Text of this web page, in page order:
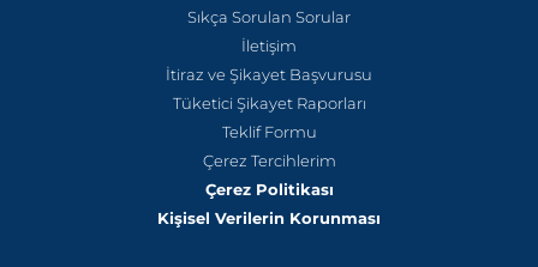
Sıkça Sorulan Sorular
İletişim
İtiraz ve Şikayet Başvurusu
Tüketici Şikayet Raporları
Teklif Formu
Çerez Tercihlerim
Çerez Politikası
Kişisel Verilerin Korunması